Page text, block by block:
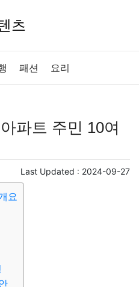
츠
패션 요리
파트 주민 10여
Last Updated : 2024-09-27
요